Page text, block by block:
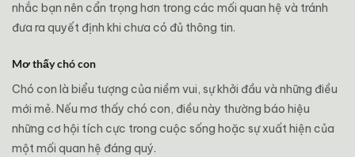
nhắc bạn nên cẩn trọng hơn trong các mối quan hệ và tránh
đưa ra quyết định khi chưa có đủ thông tin.
Mơ thấy chó con
Chó con là biểu tượng của niềm vui, sự khởi đầu và những điều
mới mẻ. Nếu mơ thấy chó con, điều này thường báo hiệu
những cơ hội tích cực trong cuộc sống hoặc sự xuất hiện của
một mối quan hệ đáng quý.